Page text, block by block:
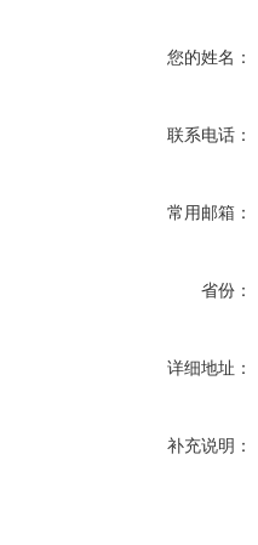
您的姓名：
联系电话：
常用邮箱：
省份：
详细地址：
补充说明：